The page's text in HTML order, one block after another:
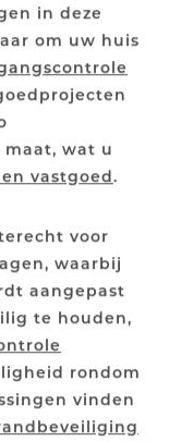
in deze
om uw huis
wat u
vastgoed.
voor
waarbij
aangepast
te houden,
rondom
vinden